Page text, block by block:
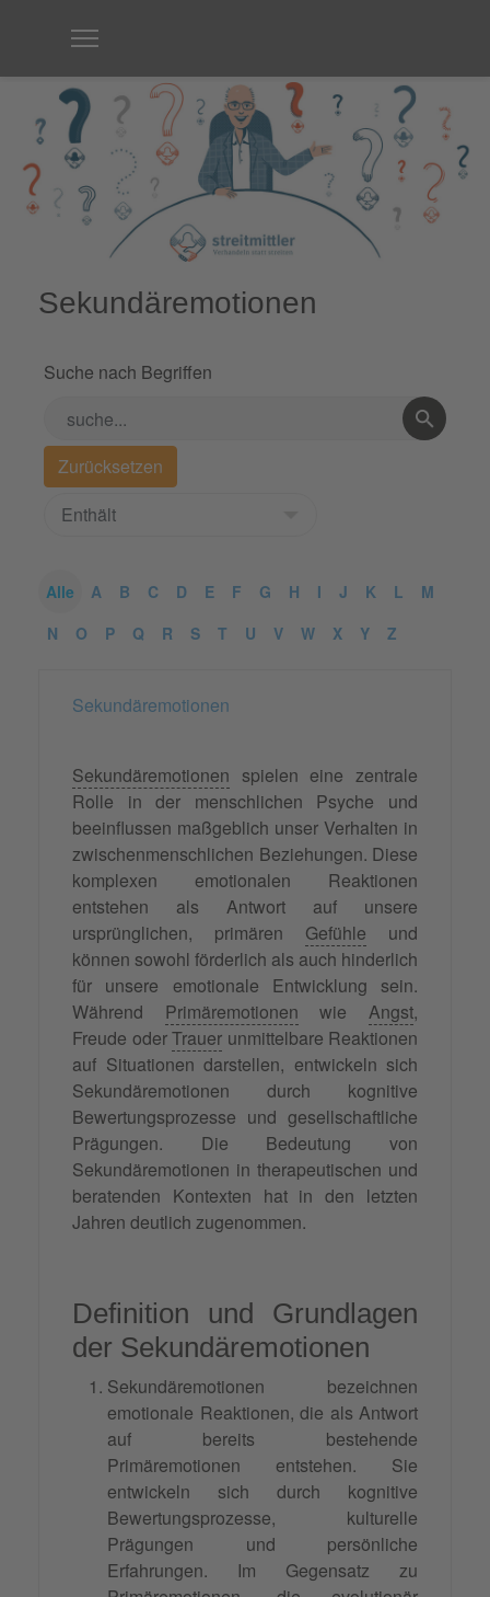
Sekundäremotionen
Suche nach Begriffen
Alle A B C D E F G H I J K L
M
N
O P Q R S T U V W X Y Z
Sekundäremotionen
Sekundäremotionen spielen eine zentrale
Rolle in der menschlichen Psyche und
beeinflussen maßgeblich unser Verhalten in
zwischenmenschlichen Beziehungen. Diese
komplexen emotionalen Reaktionen
entstehen als Antwort auf unsere
ursprünglichen, primären Gefühle und
können sowohl förderlich als auch hinderlich
für unsere emotionale Entwicklung sein.
Während Primäremotionen wieAngst,
Freude oderTrauer unmittelbare Reaktionen
auf Situationen darstellen, entwickeln sich
Sekundäremotionen durch kognitive
Bewertungsprozesse und gesellschaftliche
Prägungen. Die Bedeutung von
Sekundäremotionen in therapeutischen und
beratenden Kontexten hat in den letzten
Jahren deutlich zugenommen.
Definition und Grundlagen
der Sekundäremotionen
Sekundäremotionen bezeichnen
emotionale Reaktionen, die als Antwort
auf bereits bestehende
Primäremotionen entstehen. Sie
entwickeln sich durch kognitive
Bewertungsprozesse, kulturelle
Prägungen und persönliche
Erfahrungen. Im Gegensatz zu